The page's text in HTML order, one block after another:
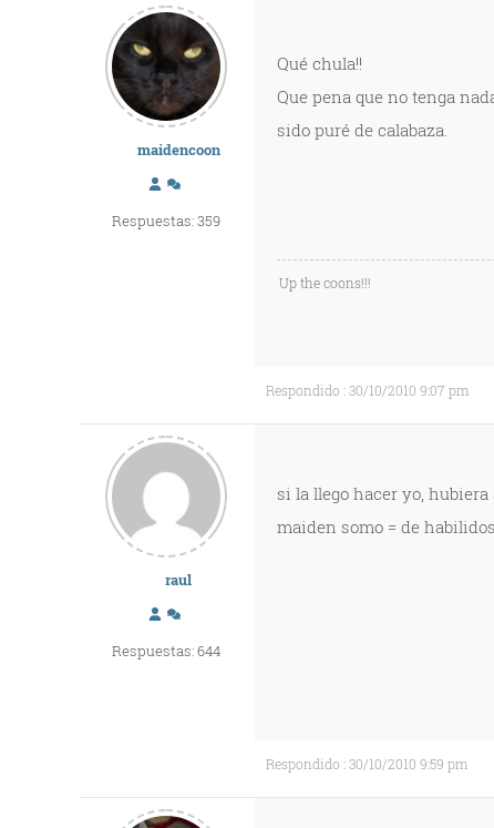
maidencoon
Respuestas: 359
Qué chula!!
Que pena que no tenga
sido puré de calabaza.
Up the coons!!!
Respondido : 30/10/2010 9:07 pm
raul
Respuestas: 644
si la llego hacer yo, hubiera
maiden somo = de
Respondido : 30/10/2010 9:59 pm